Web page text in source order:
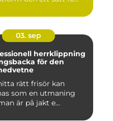
03. sep
herrklippning
för den
rätt frisör kan
som en utmaning
är på jakt e...